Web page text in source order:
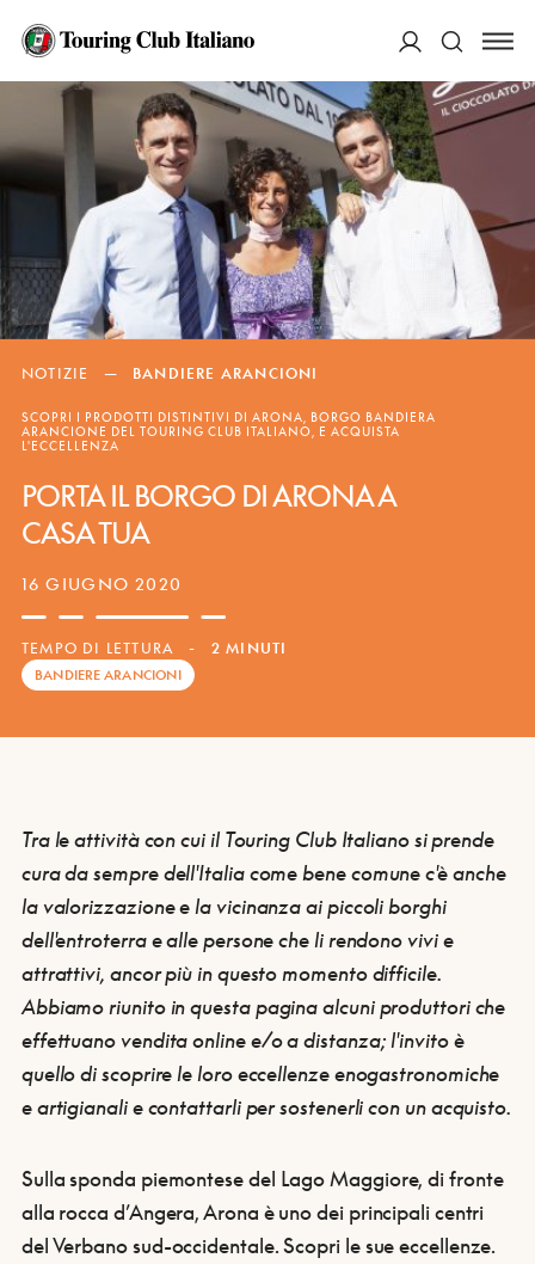
NOTIZIE — BANDIERE ARANCIONI
SCOPRI I PRODOTTI DISTINTIVI DI ARONA, BORGO BANDIERA
ARANCIONE DEL TOURING CLUB ITALIANO, E ACQUISTA
L'ECCELLENZA
PORTA IL BORGO DI ARONA A
CASA TUA
16 GIUGNO 2020
TEMPO DI LETTURA - 2 MINUTI
BANDIERE ARANCIONI
Tra le attività con cui il Touring Club Italiano si prende
curada sempredell'Italia come bene comunec'è anche
la valorizzazione e la vicinanza ai piccoli borghi
dell'entroterra e alle persone che li rendono vivi e
attrattivi, ancor più in questo momento difficile.
Abbiamo riunito in questa pagina alcuni produttori che
effettuano vendita online e/o a distanza; l'invito è
quello discoprire le loro eccellenze enogastronomiche
e artigianalie contattarli persostenerli con un acquisto.
Sulla sponda piemontese del Lago Maggiore, di fronte
alla rocca d’Angera, Arona è uno dei principali centri
del Verbano sud-occidentale. Scopri le sue eccellenze.